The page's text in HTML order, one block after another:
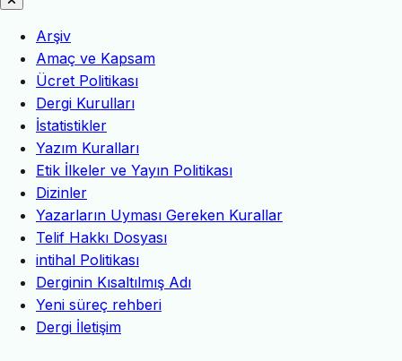
Arşiv
Amaç ve Kapsam
Ücret Politikası
Dergi Kurulları
İstatistikler
Yazım Kuralları
Etik İlkeler ve Yayın Politikası
Dizinler
Yazarların Uyması Gereken Kurallar
Telif Hakkı Dosyası
intihal Politikası
Derginin Kısaltılmış Adı
Yeni süreç rehberi
Dergi İletişim